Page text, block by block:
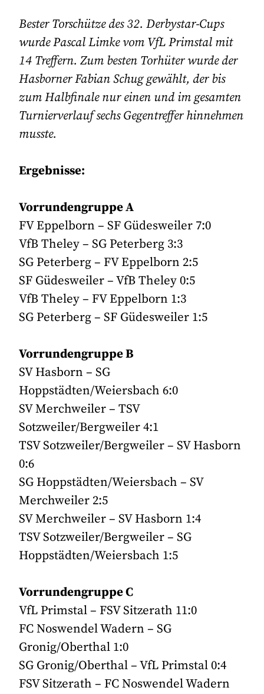
Bester Torschütze des 32. Derbystar-Cups
wurde Pascal Limke vom VfL Primstal mit
14 Treffern. Zum besten Torhüter wurde der
Hasborner Fabian Schug gewählt, der bis
zum Halbfinale nur einen und im gesamten
Turnierverlauf sechs Gegentreffer hinnehmen
musste.
Ergebnisse:
Vorrundengruppe A
FV Eppelborn – SF Güdesweiler 7:0
VfB Theley – SG Peterberg 3:3
SG Peterberg – FV Eppelborn 2:5
SF Güdesweiler – VfB Theley 0:5
VfB Theley – FV Eppelborn 1:3
SG Peterberg – SF Güdesweiler 1:5
Vorrundengruppe B
SV Hasborn – SG
Hoppstädten/Weiersbach 6:0
SV Merchweiler – TSV
Sotzweiler/Bergweiler 4:1
TSV Sotzweiler/Bergweiler – SV Hasborn
0:6
SG Hoppstädten/Weiersbach – SV
Merchweiler 2:5
SV Merchweiler – SV Hasborn 1:4
TSV Sotzweiler/Bergweiler – SG
Hoppstädten/Weiersbach 1:5
Vorrundengruppe C
VfL Primstal – FSV Sitzerath 11:0
FC Noswendel Wadern – SG
Gronig/Oberthal 1:0
SG Gronig/Oberthal – VfL Primstal 0:4
FSV Sitzerath – FC Noswendel Wadern